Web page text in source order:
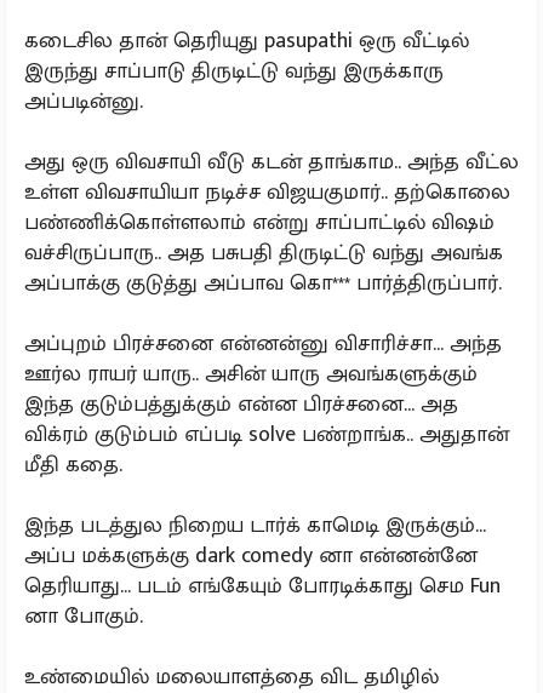
கடைசில தான் தெரியுது pasupathi ஒரு வீட்டில்
இருந்து சாப்பாடு திருடிட்டு வந்து இருக்காரு
அப்படின்னு.
அது ஒரு விவசாயி வீடு கடன் தாங்காம.. அந்த வீட்ல
உள்ள விவசாயியா நடிச்ச விஜயகுமார்.. தற்கொலை
பண்ணிக்கொள்ளலாம் என்று சாப்பாட்டில் விஷம்
வச்சிருப்பாரு.. அத பசுபதி திருடிட்டு வந்து அவங்க
அப்பாக்கு குடுத்து அப்பாவ கொ*** பார்த்திருப்பார்.
அப்புறம் பிரச்சனை என்னன்னு விசாரிச்சா... அந்த
ஊர்ல ராயர் யாரு.. அசின் யாரு அவங்களுக்கும்
இந்த குடும்பத்துக்கும் என்ன பிரச்சனை... அத
விக்ரம் குடும்பம் எப்படி solve பண்றாங்க.. அதுதான்
மீதி கதை.
இந்த படத்துல நிறைய டார்க் காமெடி இருக்கும்...
அப்ப மக்களுக்கு dark comedy னா என்னன்னே
தெரியாது... படம் எங்கேயும் போரடிக்காது செம Fun
னா போகும்.
உண்மையில் மலையாளத்தை விட தமிழில்